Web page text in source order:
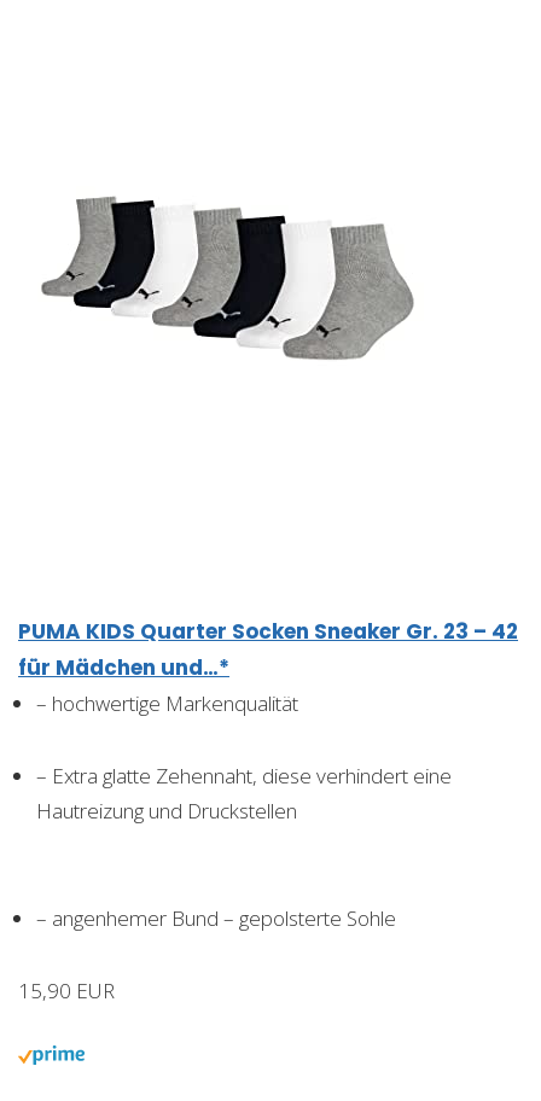
PUMA KIDS Quarter Socken Sneaker Gr. 23 – 42
für Mädchen und…*
– hochwertige Markenqualität
– Extra glatte Zehennaht, diese verhindert eine
Hautreizung und Druckstellen
– angenhemer Bund – gepolsterte Sohle
15,90 EUR